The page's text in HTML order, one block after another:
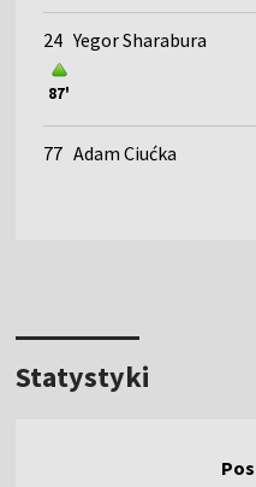
24 Yegor Sharabura
87'
77 Adam Ciućka
Statystyki